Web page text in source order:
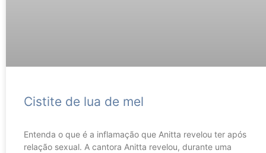
Cistite de lua de mel
Entenda o que é a inflamação que Anitta revelou ter após
relação sexual. A cantora Anitta revelou, durante uma